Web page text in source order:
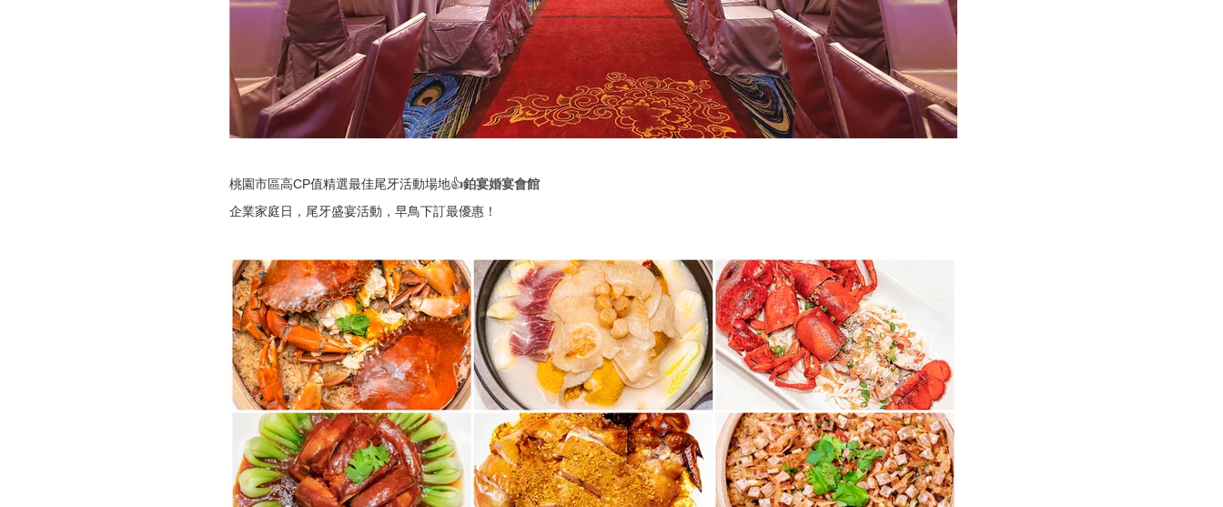
桃園市區高CP值精選最佳尾牙活動場地👍鉑宴婚宴會館
企業家庭日，尾牙盛宴活動，早鳥下訂最優惠！